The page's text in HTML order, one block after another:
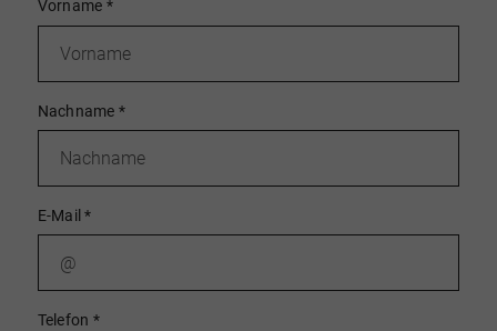
Vorname *
Nachname *
E-Mail*
Telefon *